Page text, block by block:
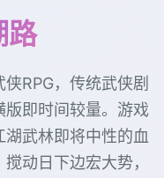
路
RPG，传统武侠剧
即时间较量。游戏
武林即将中性的血
动日下边宏大势，